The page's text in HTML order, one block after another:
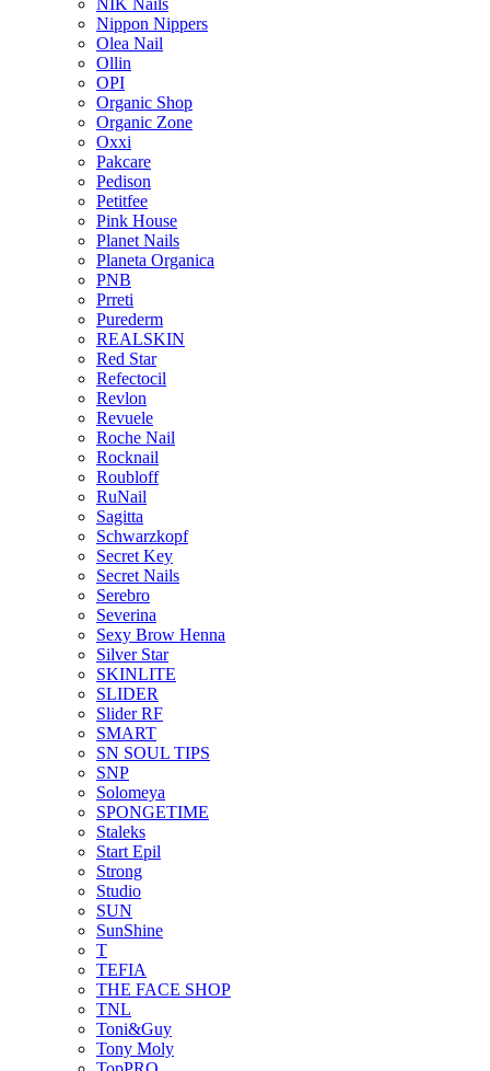
NIK Nails
Nippon Nippers
Olea Nail
Ollin
OPI
Organic Shop
Organic Zone
Oxxi
Pakcare
Pedison
Petitfee
Pink House
Planet Nails
Planeta Organica
PNB
Prreti
Purederm
REALSKIN
Red Star
Refectocil
Revlon
Revuele
Roche Nail
Rocknail
Roubloff
RuNail
Sagitta
Schwarzkopf
Secret Key
Secret Nails
Serebro
Severina
Sexy Brow Henna
Silver Star
SKINLITE
SLIDER
Slider RF
SMART
SN SOUL TIPS
SNP
Solomeya
SPONGETIME
Staleks
Start Epil
Strong
Studio
SUN
SunShine
T
TEFIA
THE FACE SHOP
TNL
Toni&Guy
Tony Moly